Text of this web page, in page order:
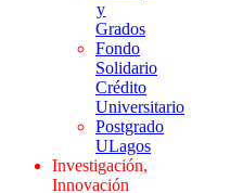
y
Grados
Fondo
Solidario
Crédito
Universitario
Postgrado
ULagos
Investigación,
Innovación